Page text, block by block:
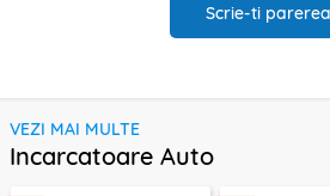
Scrie-ti parerea
VEZI MAI MULTE
Incarcatoare Auto